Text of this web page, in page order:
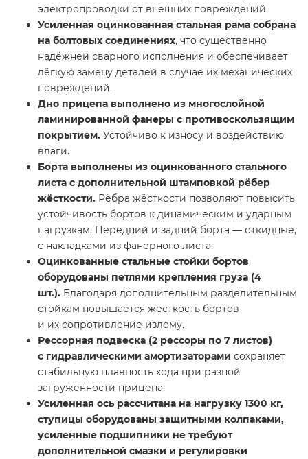
электропроводки от внешних повреждений.
Усиленная оцинкованная стальная рама собрана
на болтовых соединениях, что существенно
надёжней сварного исполнения и обеспечивает
лёгкую замену деталей в случае их механических
повреждений.
Дно прицепа выполнено из многослойной
ламинированной фанеры с противоскользящим
покрытием. Устойчиво к износу и воздействию
влаги.
Борта выполнены из оцинкованного стального
листа с дополнительной штамповкой рёбер
жёсткости. Рёбра жёсткости позволяют повысить
устойчивость бортов к динамическим и ударным
нагрузкам. Передний и задний борта — откидные,
с накладками из фанерного листа.
Оцинкованные стальные стойки бортов
оборудованы петлями крепления груза (4
шт.). Благодаря дополнительным разделительным
стойкам повышается жёсткость бортов
и их сопротивление излому.
Рессорная подвеска (2 рессоры по 7 листов)
с гидравлическими амортизаторами сохраняет
стабильную плавность хода при разной
загруженности прицепа.
Усиленная ось рассчитана на нагрузку 1300 кг,
ступицы оборудованы защитными колпаками,
усиленные подшипники не требуют
дополнительной смазки и регулировки